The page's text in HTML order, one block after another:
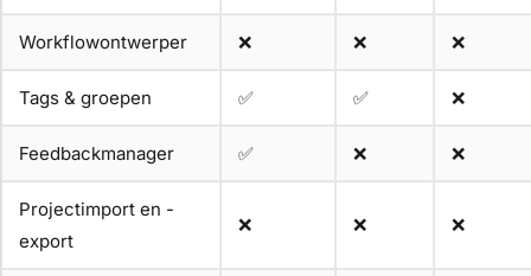
Workflowontwerper ❌ ❌ ❌
Tags & groepen ✅ ✅ ❌
Feedbackmanager ✅ ❌ ❌
Projectimport en -
export
❌ ❌ ❌